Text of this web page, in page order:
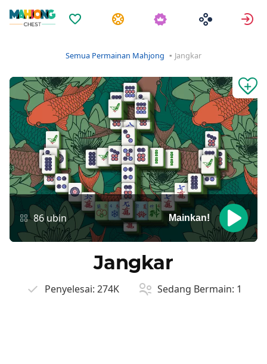
Favorit Tugas
Semua Permainan Mahjong Jangkar
86 ubin Mainkan!
Jangkar
Penyelesai: 274K Sedang Bermain: 1